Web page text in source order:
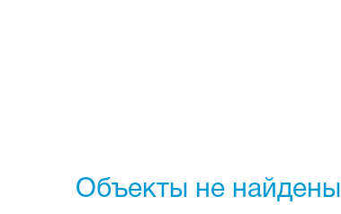
Объекты не найдены